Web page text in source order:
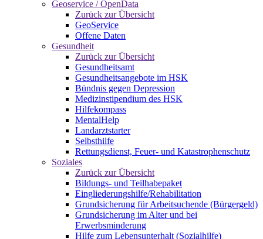
Geoservice / OpenData
Zurück zur Übersicht
GeoService
Offene Daten
Gesundheit
Zurück zur Übersicht
Gesundheitsamt
Gesundheitsangebote im HSK
Bündnis gegen Depression
Medizinstipendium des HSK
Hilfekompass
MentalHelp
Landarztstarter
Selbsthilfe
Rettungsdienst, Feuer- und Katastrophenschutz
Soziales
Zurück zur Übersicht
Bildungs- und Teilhabepaket
Eingliederungshilfe/Rehabilitation
Grundsicherung für Arbeitsuchende (Bürgergeld)
Grundsicherung im Alter und bei
Erwerbsminderung
Hilfe zum Lebensunterhalt (Sozialhilfe)